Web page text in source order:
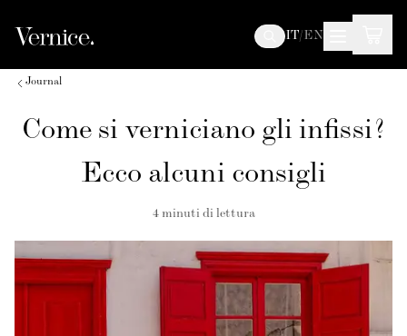
IT/EN
Journal
Come si verniciano gli infissi?
Ecco alcuni consigli
4 minuti di lettura